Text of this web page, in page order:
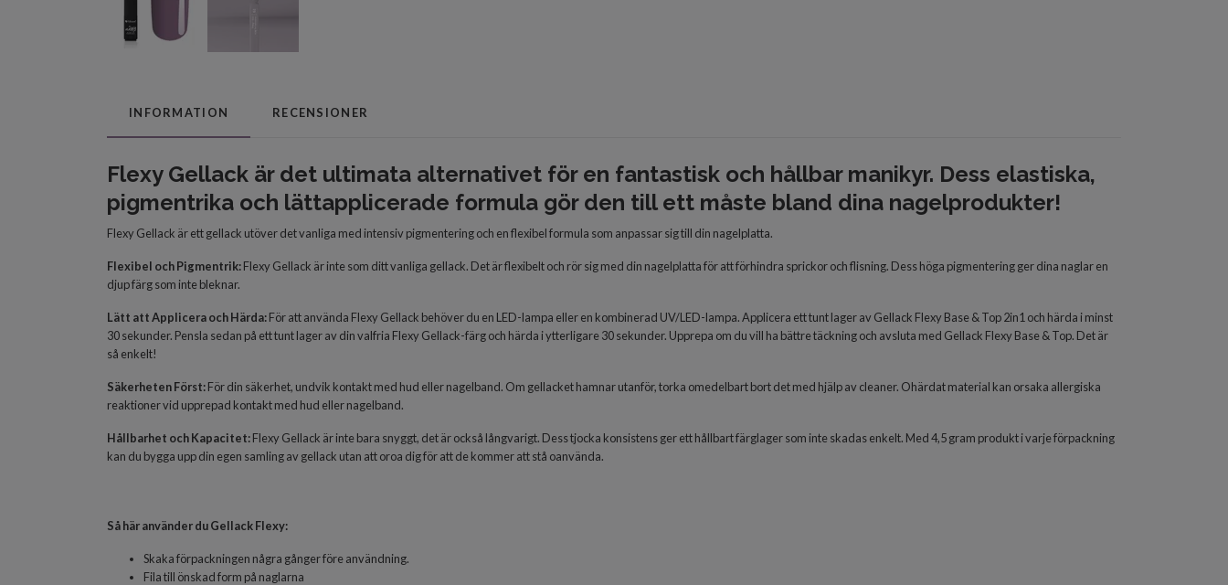
INFORMATION RECENSIONER
Flexy Gellack är det ultimata alternativet för en fantastisk och hållbar manikyr. Dess elastiska,
pigmentrika och lättapplicerade formula gör den till ett måste bland dina nagelprodukter!
Flexy Gellack är ett gellack utöver det vanliga med intensiv pigmentering och en flexibel formula som anpassar sig till din nagelplatta.
Flexibel och Pigmentrik:Flexy Gellack är inte som ditt vanliga gellack. Det är flexibelt och rör sig med din nagelplatta för att förhindra sprickor och flisning. Dess höga pigmentering ger dina naglar en
djup färg som inte bleknar.
Lätt att Applicera och Härda:För att använda Flexy Gellack behöver du en LED-lampa eller en kombinerad UV/LED-lampa. Applicera ett tunt lager av Gellack Flexy Base & Top 2in1 och härda i minst
30 sekunder. Pensla sedan på ett tunt lager av din valfria Flexy Gellack-färg och härda i ytterligare 30 sekunder. Upprepa om du vill ha bättre täckning och avsluta med Gellack Flexy Base & Top. Det är
så enkelt!
SäkerhetenFörst:För din säkerhet, undvik kontakt med hud eller nagelband. Om gellacket hamnar utanför, torka omedelbart bort det med hjälp av cleaner. Ohärdat material kan orsaka allergiska
reaktioner vid upprepad kontakt med hud eller nagelband.
Hållbarhet och Kapacitet:Flexy Gellack är inte bara snyggt, det är också långvarigt. Dess tjocka konsistens ger ett hållbart färglager som inte skadas enkelt. Med 4,5 gram produkt i varje förpackning
kan du bygga upp din egen samling av gellack utan att oroa dig för att de kommer att stå oanvända.
Så här använder du Gellack Flexy:
Skaka förpackningen några gånger före användning.
Fila till önskad form på naglarna